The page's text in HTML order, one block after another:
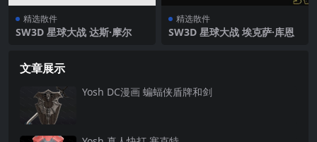
精选散件
SW3D 星球大战 达斯·摩尔
精选散件
SW3D 星球大战 埃克萨·库恩
文章展示
Yosh ‌DC漫画 蝙蝠侠盾牌和剑